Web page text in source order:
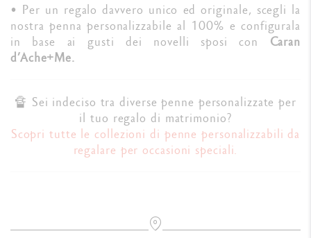
• Per un regalo davvero unico ed originale, scegli la
nostra penna personalizzabile al 100% e configurala
in base ai gusti dei novelli sposi con Caran
d’Ache+Me.
🔏 Sei indeciso tra diverse penne personalizzate per
il tuo regalo di matrimonio?
Scopri tutte le collezioni di penne personalizzabili da
regalare per occasioni speciali.